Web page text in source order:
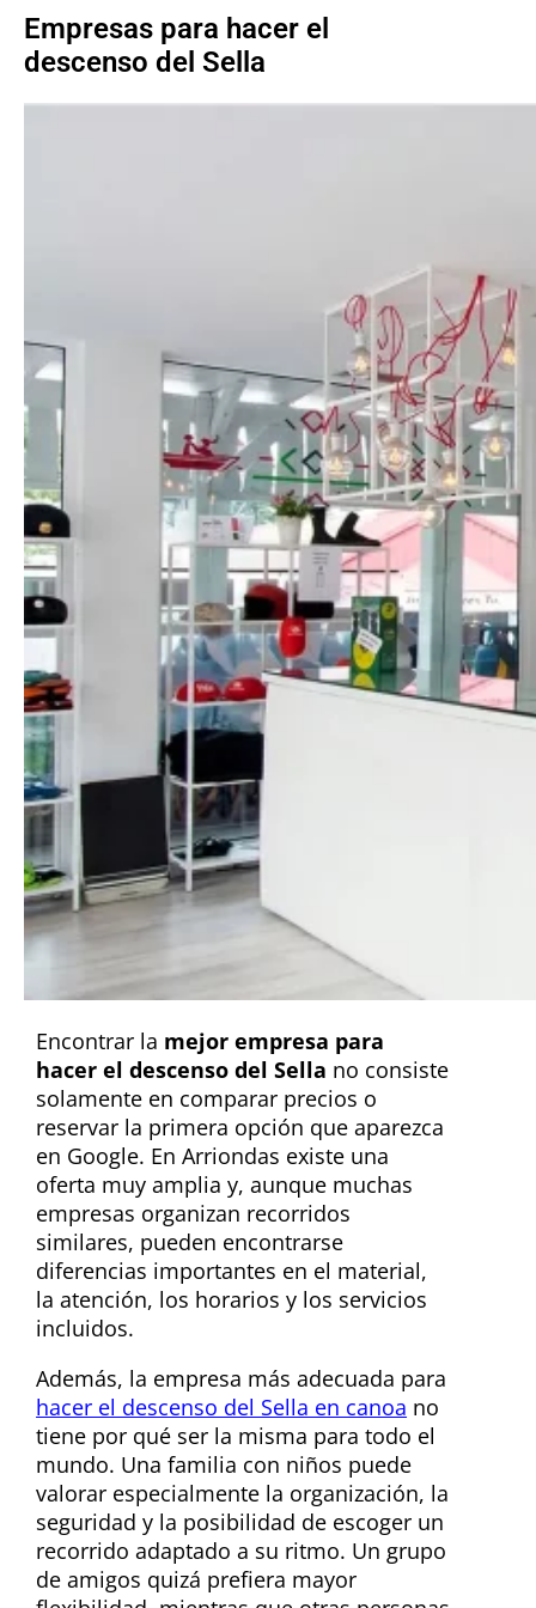
Empresas para hacer el
descenso del Sella
Encontrar la mejor empresa para
hacer el descenso del Sella no consiste
solamente en comparar precios o
reservar la primera opción que aparezca
en Google. En Arriondas existe una
oferta muy amplia y, aunque muchas
empresas organizan recorridos
similares, pueden encontrarse
diferencias importantes en el material,
la atención, los horarios y los servicios
incluidos.
Además, la empresa más adecuada para
hacer el descenso del Sella en canoa no
tiene por qué ser la misma para todo el
mundo. Una familia con niños puede
valorar especialmente la organización, la
seguridad y la posibilidad de escoger un
recorrido adaptado a su ritmo. Un grupo
de amigos quizá prefiera mayor